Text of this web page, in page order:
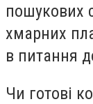
пошукових
хмарних
в питання
Чи готові